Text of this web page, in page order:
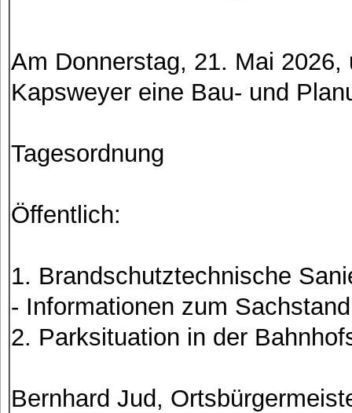
Am Donnerstag, 21. Mai
Kapsweyer eine Bau- und
Tagesordnung
Öffentlich:
1. Brandschutztechnische
- Informationen zum Sachstand
2. Parksituation in der
Bernhard Jud,